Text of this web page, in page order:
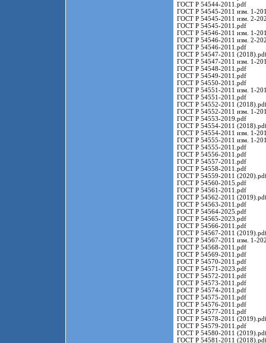
ГОСТ Р 54544-2011.pdf
ГОСТ Р 54545-2011 изм. 1-
ГОСТ Р 54545-2011 изм. 2-
ГОСТ Р 54545-2011.pdf
ГОСТ Р 54546-2011 изм. 1-
ГОСТ Р 54546-2011 изм. 2-
ГОСТ Р 54546-2011.pdf
ГОСТ Р 54547-2011
ГОСТ Р 54547-2011 изм. 1-
ГОСТ Р 54548-2011.pdf
ГОСТ Р 54549-2011.pdf
ГОСТ Р 54550-2011.pdf
ГОСТ Р 54551-2011 изм. 1-
ГОСТ Р 54551-2011.pdf
ГОСТ Р 54552-2011
ГОСТ Р 54552-2011 изм. 1-
ГОСТ Р 54553-2019.pdf
ГОСТ Р 54554-2011
ГОСТ Р 54554-2011 изм. 1-
ГОСТ Р 54555-2011 изм. 1-
ГОСТ Р 54555-2011.pdf
ГОСТ Р 54556-2011.pdf
ГОСТ Р 54557-2011.pdf
ГОСТ Р 54558-2011.pdf
ГОСТ Р 54559-2011
ГОСТ Р 54560-2015.pdf
ГОСТ Р 54561-2011.pdf
ГОСТ Р 54562-2011
ГОСТ Р 54563-2011.pdf
ГОСТ Р 54564-2025.pdf
ГОСТ Р 54565-2023.pdf
ГОСТ Р 54566-2011.pdf
ГОСТ Р 54567-2011
ГОСТ Р 54567-2011 изм. 1-
ГОСТ Р 54568-2011.pdf
ГОСТ Р 54569-2011.pdf
ГОСТ Р 54570-2011.pdf
ГОСТ Р 54571-2023.pdf
ГОСТ Р 54572-2011.pdf
ГОСТ Р 54573-2011.pdf
ГОСТ Р 54574-2011.pdf
ГОСТ Р 54575-2011.pdf
ГОСТ Р 54576-2011.pdf
ГОСТ Р 54577-2011.pdf
ГОСТ Р 54578-2011
ГОСТ Р 54579-2011.pdf
ГОСТ Р 54580-2011
ГОСТ Р 54581-2011